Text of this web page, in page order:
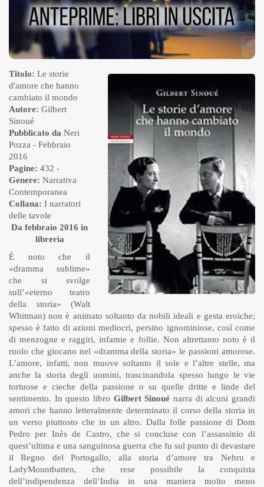
Titolo: Le storie
d'amore che hanno
cambiato il mondo
Autore: Gilbert
Sinoué
Pubblicato da Neri
Pozza - Febbraio
2016
Pagine: 432 -
Genere: Narrativa
Contemporanea
Collana: I narratori
delle tavole
Da febbraio 2016 in
libreria
È noto che il
«dramma sublime»
che si svolge
sull’«eterno teatro
della storia» (Walt
Whitman) non è animato soltanto da nobili ideali e gesta eroiche;
spesso è fatto di azioni mediocri, persino ignominiose, così come
di menzogne e raggiri, infamie e follie. Non altrettanto noto è il
ruolo che giocano nel «dramma della storia» le passioni amorose.
L’amore, infatti, non muove soltanto il sole e l’altre stelle, ma
anche la storia degli uomini, trascinandola spesso lungo le vie
tortuose e cieche della passione o su quelle dritte e linde del
sentimento. In questo libro Gilbert Sinoué narra di alcuni grandi
amori che hanno letteralmente determinato il corso della storia in
un verso piuttosto che in un altro. Dalla folle passione di Dom
Pedro per Inès de Castro, che si concluse con l’assassinio di
quest’ultima e una sanguinosa guerra che fu sul punto di devastare
il Regno del Portogallo, alla storia d’amore tra Nehru e
LadyMountbatten, che rese possibile la conquista
dell’indipendenza dell’India in una maniera molto meno